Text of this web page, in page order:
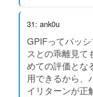
31: ank0u
GPIFってパッ
スとの乖離見て
めての評価とな
用できるから、
イリターンが正